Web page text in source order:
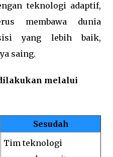
teknologi adaptif,
membawa dunia
yang lebih baik,
saing.
melalui
Sesudah
Tim teknologi